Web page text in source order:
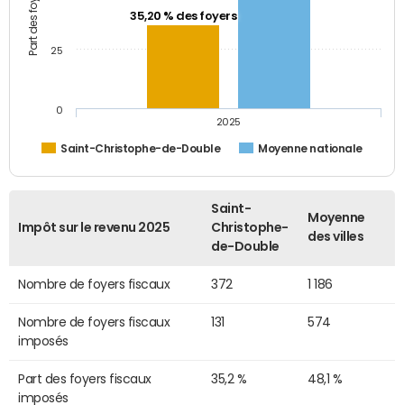
35,20 % des foyers
Saint-Christophe-de-Double Moyenne nationale
2025
0
25
Impôt sur le revenu 2025
Saint-
Christophe-
de-Double
Moyenne
des villes
Nombre de foyers fiscaux 372 1 186
Nombre de foyers fiscaux
imposés
131 574
Part des foyers fiscaux
imposés
35,2 % 48,1 %